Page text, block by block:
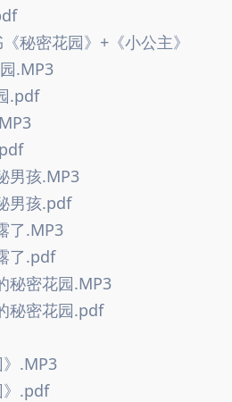
秘密花园》+《小公主》
.MP3
.pdf
男孩.MP3
男孩.pdf
了.MP3
了.pdf
秘密花园.MP3
秘密花园.pdf
》.MP3
》.pdf